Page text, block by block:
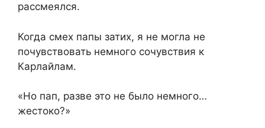
рассмеялся.
Когда смех папы затих, я не могла не
почувствовать немного сочувствия к
Карлайлам.
«Но пап, разве это не было немного…
жестоко?»